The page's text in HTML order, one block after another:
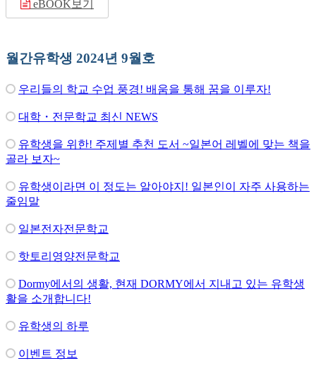
eBOOK보기
월간유학생 2024년 9월호
우리들의 학교 수업 풍경! 배움을 통해 꿈을 이루자!
대학・전문학교 최신 NEWS
유학생을 위한! 주제별 추천 도서 ~일본어 레벨에 맞는 책을
골라 보자~
유학생이라면 이 정도는 알아야지! 일본인이 자주 사용하는
줄임말
일본전자전문학교
핫토리영양전문학교
Dormy에서의 생활, 현재 DORMY에서 지내고 있는 유학생
활을 소개합니다!
유학생의 하루
이벤트 정보